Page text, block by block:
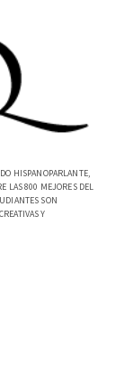
HISPANOPARLANTE,
LAS 800 MEJORES DEL
SON
Y